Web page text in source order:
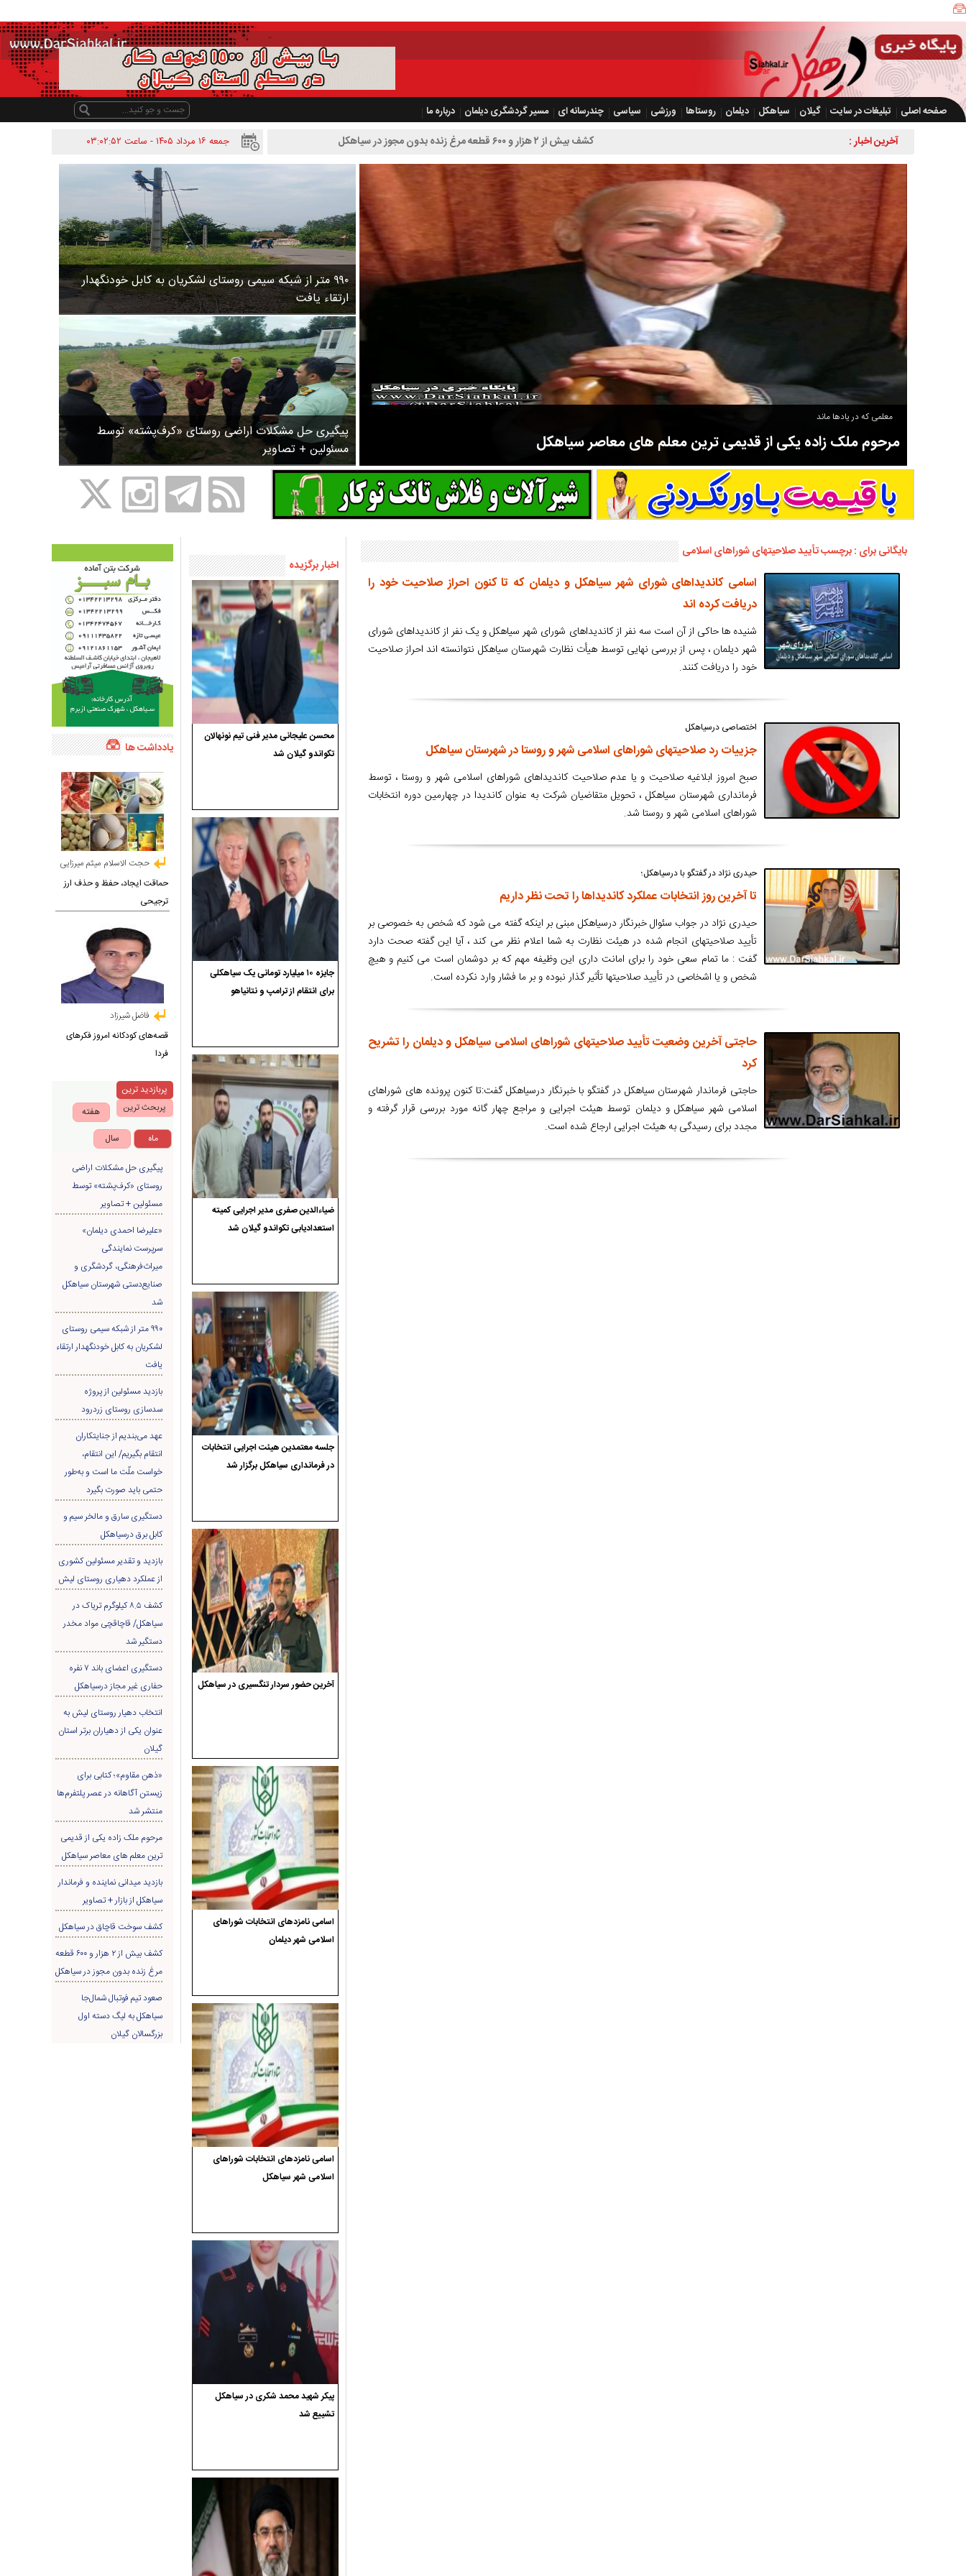
صفحه اصلی تبلیغات در سایت گیلان سیاهکل دیلمان روستاها ورزشی سیاسی چندرسانه ای مسیر گردشگری دیلمان
درباره ما
جمعه ۱۶ مرداد ۱۴۰۵ - ساعت
۰۳:۰۲:۵۲ آخرین اخبار :
۹۹۰ متر از شبکه سیمی روستای لشکریان به کابل خودنگهدار
ارتقاء یافت
پیگیری حل مشکلات اراضی روستای «کرف‌پشته» توسط
مسئولین + تصاویر
معلمی که در یادها ماند
مرحوم ملک زاده یکی از قدیمی ترین معلم های معاصر سیاهکل
مرحوم ملک زاده از سال ۱۳۲۷ شروع به تدریس در مدارس سیاهکل کرد و در ۳۱ سال خدمت خود، علاوه بر تدریس در کلاس اول، معلم نهضت
سوادآموزی و عضو موسس مدرسه اورنگ سیاهکل نیز بود و در سال ۱۳۵۸ بازنشست شد.
بایگانی برای : برچسب تأیید صلاحیتهای شوراهای اسلامی
اسامی کاندیداهای شورای شهر سیاهکل و دیلمان که تا کنون احراز صلاحیت خود را
دریافت کرده اند
شنیده ها حاکی از آن است سه نفر از کاندیداهای شورای شهر سیاهکل و یک نفر از کاندیداهای شورای
شهر دیلمان ، پس از بررسی نهایی توسط هیأت نظارت شهرستان سیاهکل نتوانسته اند احراز صلاحیت
خود را دریافت کنند.
اختصاصی درسیاهکل
جزییات رد صلاحیتهای شوراهای اسلامی شهر و روستا در شهرستان سیاهکل
صبح امروز ابلاغیه صلاحیت و یا عدم صلاحیت کاندیداهای شوراهای اسلامی شهر و روستا ، توسط
فرمانداری شهرستان سیاهکل ، تحویل متقاضیان شرکت به عنوان کاندیدا در چهارمین دوره انتخابات
شوراهای اسلامی شهر و روستا شد.
حیدری نژاد در گفتگو با درسیاهکل؛
تا آخرین روز انتخابات عملکرد کاندیداها را تحت نظر داریم
حیدری نژاد در جواب سئوال خبرنگار درسیاهکل مبنی بر اینکه گفته می شود که شخص به خصوصی بر
تأیید صلاحیتهای انجام شده در هیئت نظارت به شما اعلام نظر می کند ، آیا این گفته صحت دارد
گفت : ما تمام سعی خود را برای امانت داری این وظیفه مهم که بر دوشمان است می کنیم و هیچ
شخص و یا اشخاصی در تأیید صلاحیتها تأثیر گذار نبوده و بر ما فشار وارد نکرده است.
حاجتی آخرین وضعیت تأیید صلاحیتهای شوراهای اسلامی سیاهکل و دیلمان را تشریح
کرد
حاجتی فرماندار شهرستان سیاهکل در گفتگو با خبرنگار درسیاهکل گفت:تا کنون پرونده های شوراهای
اسلامی شهر سیاهکل و دیلمان توسط هیئت اجرایی و مراجع چهار گانه مورد بررسی قرار گرفته و
مجدد برای رسیدگی به هیئت اجرایی ارجاع شده است.
اخبار برگزیده
محسن علیجانی مدیر فنی تیم نونهالان
تکواندو گیلان شد
جایزه ۱۰ میلیارد تومانی یک سیاهکلی
برای انتقام از ترامپ و نتانیاهو
ضیاءالدین صفری مدیر اجرایی کمیته
استعدادیابی تکواندو گیلان شد
جلسه معتمدین هیئت اجرایی انتخابات
در فرمانداری سیاهکل برگزار شد
آخرین حضور سردار تنگسیری در سیاهکل
اسامی نامزدهای انتخابات شوراهای
اسلامی شهر دیلمان
اسامی نامزدهای انتخابات شوراهای
اسلامی شهر سیاهکل
پیکر شهید محمد شکری در سیاهکل
تشییع شد
یادداشت ها
حجت الاسلام میثم میرزایی
حماقت ایجاد، حفظ و حذف ارز
ترجیحی
فاضل شیرزاد
قصه‌های کودکانه امروز فکرهای
فردا
پربازدید ترین
پربحث ترین
هفته
ماه
سال
پیگیری حل مشکلات اراضی
روستای «کرف‌پشته» توسط
مسئولین + تصاویر
«علیرضا احمدی دیلمان»
سرپرست نمایندگی
میراث‌فرهنگی، گردشگری و
صنایع‌دستی شهرستان سیاهکل
شد
۹۹۰ متر از شبکه سیمی روستای
لشکریان به کابل خودنگهدار ارتقاء
یافت
بازدید مسئولین از پروژه
سدسازی روستای زردرود
عهد می‌بندیم از جنایتکاران
انتقام بگیریم/ این انتقام،
خواست ملّت ما است و به‌طور
حتمی باید صورت بگیرد
دستگیری سارق و مالخر سیم و
کابل برق درسیاهکل
بازدید و تقدیر مسئولین کشوری
از عملکرد دهیاری روستای لیش
کشف ۸.۵ کیلوگرم تریاک در
سیاهکل/ قاچاقچی مواد مخدر
دستگیر شد
دستگیری اعضای باند ۷ نفره
حفاری غير مجاز درسیاهکل
انتخاب دهیار روستای لیش به
عنوان یکی از دهیاران برتر استان
گیلان
«ذهن مقاوم»؛ کتابی برای
زیستن آگاهانه در عصر پلتفرم‌ها
منتشر شد
مرحوم ملک زاده یکی از قدیمی
ترین معلم های معاصر سیاهکل
بازدید میدانی نماینده و فرماندار
سیاهکل از بازار + تصاویر
کشف سوخت قاچاق در سياهکل
کشف بیش از ۲ هزار و ۶۰۰ قطعه
مرغ زنده بدون مجوز در سیاهکل
صعود تیم فوتبال شمال‌جا‌
سیاهکل به لیگ دسته اول
بزرگسالان گیلان